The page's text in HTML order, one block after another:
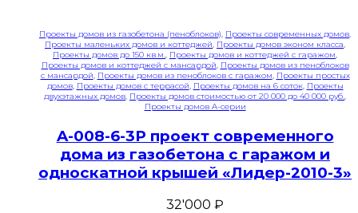
Проекты домов из газобетона (пеноблоков), Проекты современных домов,
Проекты маленьких домов и коттеджей, Проекты домов эконом класса,
Проекты домов до 150 кв.м., Проекты домов и коттеджей с гаражом,
Проекты домов и коттеджей с мансардой, Проекты домов из пеноблоков
с мансардой, Проекты домов из пеноблоков с гаражом, Проекты простых
домов, Проекты домов с террасой, Проекты домов на 6 соток, Проекты
двухэтажных домов, Проекты домов стоимостью от 20 000 до 40 000 руб.,
Проекты домов A-серии
A-008-6-3P проект современного
дома из газобетона с гаражом и
односкатной крышей «Лидер-2010-3»
32'000 ₽